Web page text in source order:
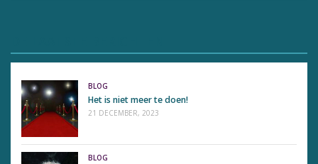
BLOG
Het is niet meer te doen!
21 DECEMBER, 2023
BLOG